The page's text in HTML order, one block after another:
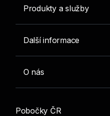
Produkty a služby
Další informace
O nás
Pobočky ČR